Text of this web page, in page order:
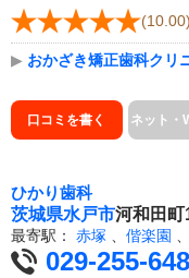
▶ おかざき矯正歯科クリ
口コミを書く ネット・
ひかり歯科
茨城県水戸市河和田町
最寄駅： 赤塚 、 偕楽園 、
029-255-